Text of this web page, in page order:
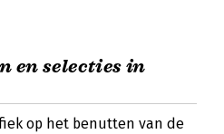
en selecties in
op het benutten van de